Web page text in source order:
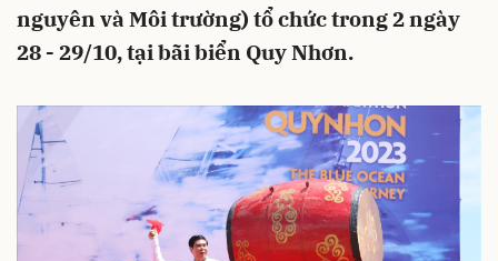
nguyên và Môi trường) tổ chức trong 2 ngày
28 - 29/10, tại bãi biển Quy Nhơn.